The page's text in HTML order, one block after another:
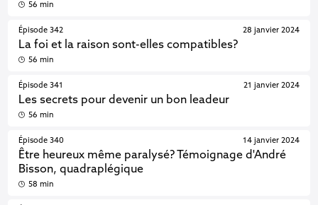
56 min
Épisode 342
La foi et la raison sont-elles compatibles?
28 janvier 2024
56 min
Épisode 341
Les secrets pour devenir un bon leadeur
21 janvier 2024
56 min
Épisode 340
Être heureux même paralysé? Témoignage d'André
Bisson, quadraplégique
14 janvier 2024
58 min